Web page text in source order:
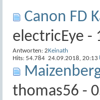
Canon FD
electricEye -
Antworten: 2
Hits: 54.784
Keinath
24.09.2018, 20:13
thomas56 -